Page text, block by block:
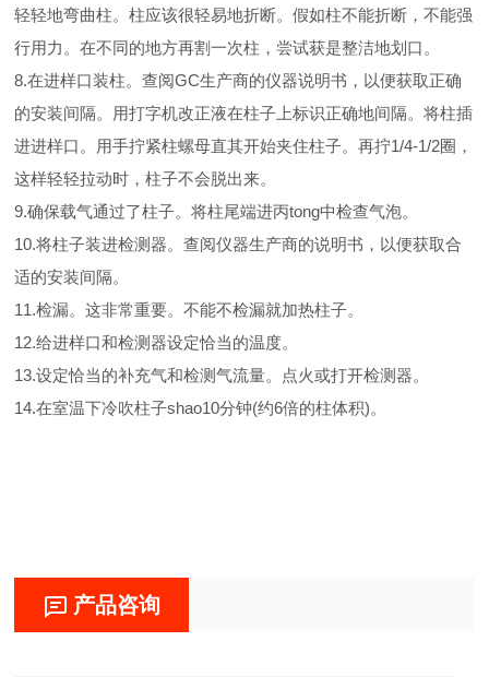
轻轻地弯曲柱。柱应该很轻易地折断。假如柱不能折断，不能强
行用力。在不同的地方再割一次柱，尝试获是整洁地划口。
8.在进样口装柱。查阅GC生产商的仪器说明书，以便获取正确
的安装间隔。用打字机改正液在柱子上标识正确地间隔。将柱插
进进样口。用手拧紧柱螺母直其开始夹住柱子。再拧1/4-1/2圈，
这样轻轻拉动时，柱子不会脱出来。
9.确保载气通过了柱子。将柱尾端进丙tong中检查气泡。
10.将柱子装进检测器。查阅仪器生产商的说明书，以便获取合
适的安装间隔。
11.检漏。这非常重要。不能不检漏就加热柱子。
12.给进样口和检测器设定恰当的温度。
13.设定恰当的补充气和检测气流量。点火或打开检测器。
14.在室温下冷吹柱子shao10分钟(约6倍的柱体积)。
产品咨询